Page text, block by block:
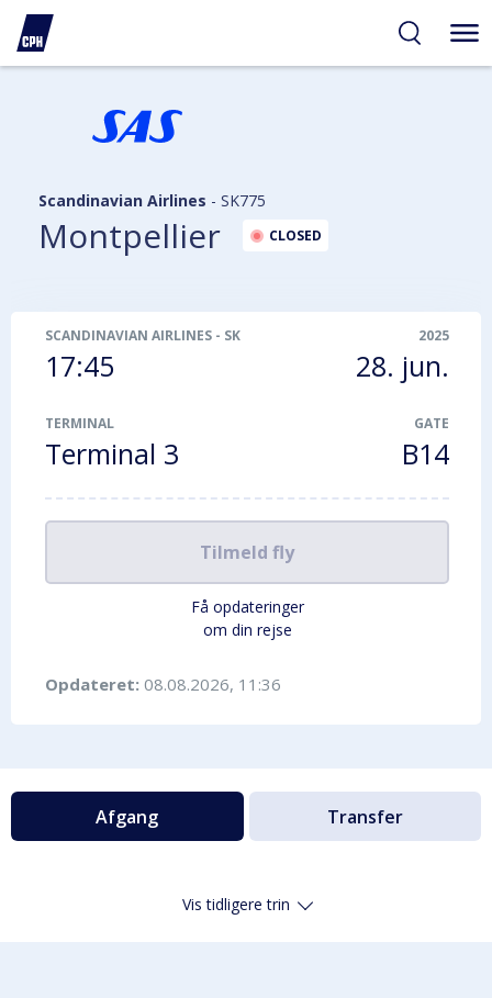
Scandinavian Airlines - SK775
Montpellier CLOSED
SCANDINAVIAN AIRLINES - SK775
17:45
2025
28. jun.
TERMINAL
Terminal 3
GATE
B14
Tilmeld fly
Få opdateringer
om din rejse
Opdateret: 08.08.2026, 11:36
Afgang Transfer
Vis tidligere trin